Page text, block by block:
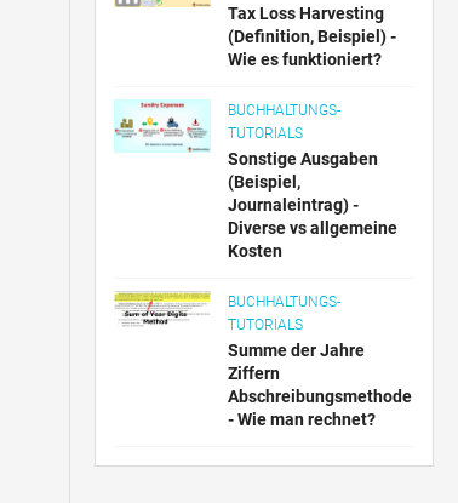
Tax Loss Harvesting
(Definition, Beispiel) -
Wie es funktioniert?
BUCHHALTUNGS-
TUTORIALS
Sonstige Ausgaben
(Beispiel,
Journaleintrag) -
Diverse vs allgemeine
Kosten
BUCHHALTUNGS-
TUTORIALS
Summe der Jahre
Ziffern
Abschreibungsmethode
- Wie man rechnet?